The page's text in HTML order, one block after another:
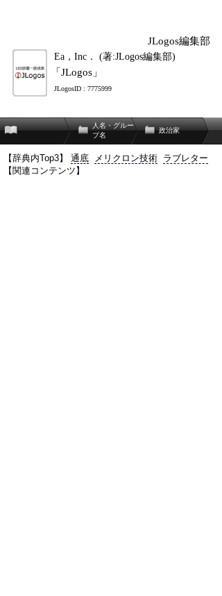
JLogos編集部
Ea，Inc． (著:JLogos編集部)
「JLogos」
JLogosID : 7775999
人名・グルー
プ名
政治家
【辞典内Top3】 通底 メリクロン技術 ラブレター
【関連コンテンツ】